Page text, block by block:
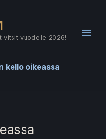
vitsit vuodelle 2026!
kello oikeassa